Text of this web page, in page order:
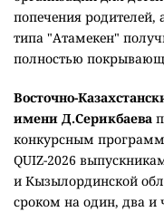
попечения родителей,
типа "Атамекен"
полностью
Восточно-
имени Д.Серикбаева
конкурсным
QUIZ-2026
и Кызылординской
сроком на один, два и